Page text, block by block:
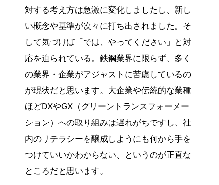
対する考え方は急激に変化しましたし、新し
い概念や基準が次々に打ち出されました。そ
して気づけば「では、やってください」と対
応を迫られている。鉄鋼業界に限らず、多く
の業界・企業がアジャストに苦慮しているの
が現状だと思います。大企業や伝統的な業種
ほどDXやGX（グリーントランスフォーメー
ション）への取り組みは遅れがちですし、社
内のリテラシーを醸成しようにも何から手を
つけていいかわからない、というのが正直な
ところだと思います。